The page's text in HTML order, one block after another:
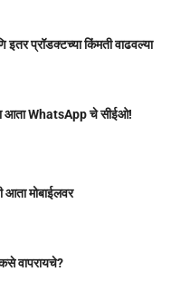
प्रॉडक्टच्या किंमती वाढवल्या
आता WhatsApp चे सीईओ!
आता मोबाईलवर
वापरायचे?